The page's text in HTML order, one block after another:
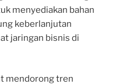
menyediakan bahan
keberlanjutan
jaringan bisnis di
mendorong tren